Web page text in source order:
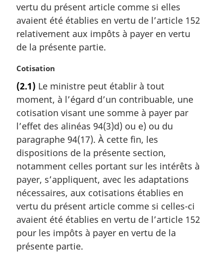
e
:
vertu du présent article comme si elles
avaient été établies en vertu de l’article 152
relativement aux impôts à payer en vertu
de la présente partie.
N
t
e
m
a
g
i
n
a
l
e
:
Cotisation
(2.1) Le ministre peut établir à tout
moment, à l’égard d’un contribuable, une
cotisation visant une somme à payer par
l’effet des alinéas 94(3)d) ou e) ou du
paragraphe 94(17). À cette fin, les
dispositions de la présente section,
notamment celles portant sur les intérêts à
payer, s’appliquent, avec les adaptations
nécessaires, aux cotisations établies en
vertu du présent article comme si celles-ci
avaient été établies en vertu de l’article 152
pour les impôts à payer en vertu de la
présente partie.